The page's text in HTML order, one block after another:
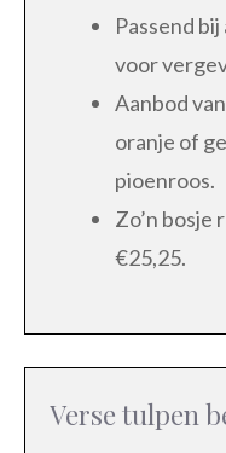
Passend
voor
Aanbod
oranje of
pioenroos.
Zo’n bosje
€25,25.
Verse tulpen